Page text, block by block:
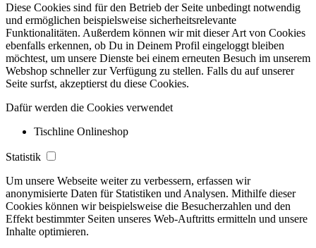
Diese Cookies sind für den Betrieb der Seite unbedingt notwendig
und ermöglichen beispielsweise sicherheitsrelevante
Funktionalitäten. Außerdem können wir mit dieser Art von Cookies
ebenfalls erkennen, ob Du in Deinem Profil eingeloggt bleiben
möchtest, um unsere Dienste bei einem erneuten Besuch im unserem
Webshop schneller zur Verfügung zu stellen. Falls du auf unserer
Seite surfst, akzeptierst du diese Cookies.
Dafür werden die Cookies verwendet
Tischline Onlineshop
Statistik
Um unsere Webseite weiter zu verbessern, erfassen wir
anonymisierte Daten für Statistiken und Analysen. Mithilfe dieser
Cookies können wir beispielsweise die Besucherzahlen und den
Effekt bestimmter Seiten unseres Web-Auftritts ermitteln und unsere
Inhalte optimieren.